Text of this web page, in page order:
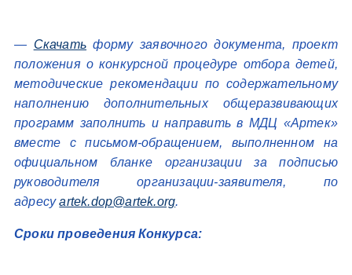
— Cкачать форму заявочного документа, проект
положения о конкурсной процедуре отбора детей,
методические рекомендации по содержательному
наполнению дополнительных общеразвивающих
программ заполнить и направить в МДЦ «Артек»
вместе с письмом-обращением, выполненном на
официальном бланке организации за подписью
руководителя организации-заявителя, по
адресуartek.dop@artek.org.
Сроки проведения Конкурса: